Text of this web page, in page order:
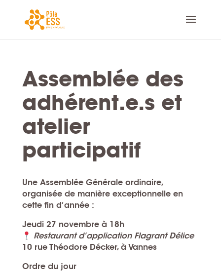
Assemblée des
adhérent.e.s et
atelier
participatif
Une Assemblée Générale ordinaire,
organisée de manière exceptionnelle en
cette fin d’année:
Jeudi 27 novembre à 18h
Restaurant d’application Flagrant Délice
10 rue Théodore Décker, à Vannes
Ordre du jour